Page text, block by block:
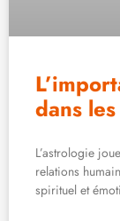
dans
L’astrologie
relations
spirituel et